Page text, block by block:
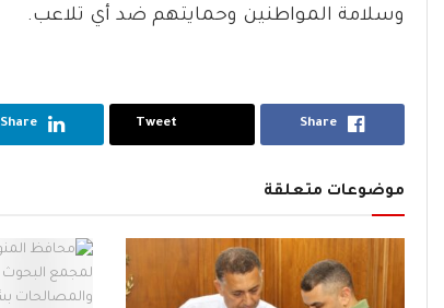
وسلامة المواطنين وحمايتهم ضد أي تلاعب.
Share
Tweet
Share
موضوعات متعلقة